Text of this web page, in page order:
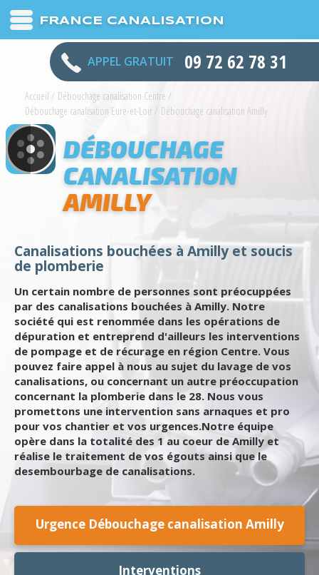
FRANCE CANALISATION
APPEL GRATUIT 09 72 62 78 31
Accueil / Débouchage canalisation Centre /
Débouchage canalisation Eure-et-Loir / Débouchage canalisation Amilly
DÉBOUCHAGE
CANALISATION
AMILLY
Canalisations bouchées à Amilly et soucis
de plomberie
Un certain nombre de personnes sont préocuppées
par des canalisations bouchées à Amilly. Notre
société qui est renommée dans les opérations de
dépuration et entreprend d'ailleurs les interventions
de pompage et de récurage en région Centre. Vous
pouvez faire appel à nous au sujet du lavage de vos
canalisations, ou concernant un autre préoccupation
concernant la plomberie dans le 28. Nous vous
promettons une intervention sans arnaques et pro
pour vos chantier et vos urgences.Notre équipe
opère dans la totalité des 1 au coeur de Amilly et
réalise le traitement de vos égouts ainsi que le
desembourbage de canalisations.
Urgence Débouchage canalisation Amilly
Interventions